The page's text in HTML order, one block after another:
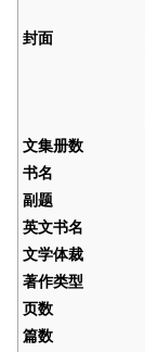
封面
文集册数
书名
副题
英文书名
文学体裁
著作类型
页数
篇数